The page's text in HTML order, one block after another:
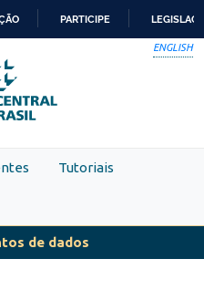
PARA
O
CONTEÚDO
PARTICIPE
ENGLISH
Tutoriais
de dados